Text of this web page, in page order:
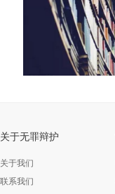
关于无罪辩护
关于我们
联系我们